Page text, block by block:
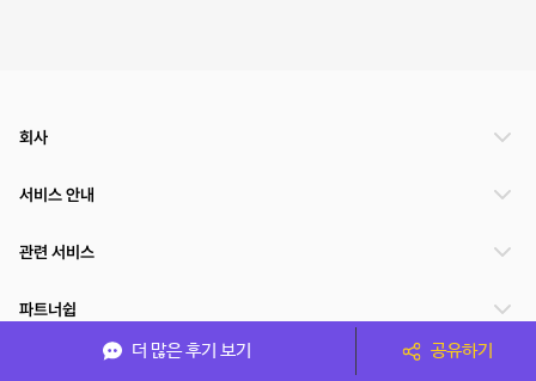
더 많은 후기 보기 공유하기
회사
서비스 안내
관련 서비스
파트너쉽
서비스 제공 국가